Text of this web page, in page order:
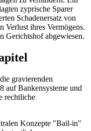
zyprische Sparer
Schadenersatz von
Verlust ihres Vermögens.
Gerichtshof abgewiesen.
gravierenden
auf Bankensysteme und
rechtliche
Konzepte "Bail-in"